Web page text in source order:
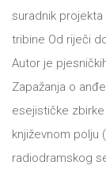
suradnik projekta
tribine Od riječi
Autor je
Zapažanja o
esejističke
književnom polju
radiodramskog